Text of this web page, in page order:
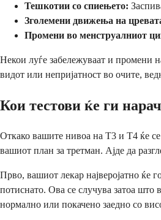
Тешкотии со спиењето:
Зголемени движења на
Промени во менструалниот
Некои луѓе забележуваат и промени
видот или непријатност во очите,
Кои тестови ќе ги
Откако вашите нивоа на Т3 и Т4 ќе
вашиот план за третман. Ајде да
Прво, вашиот лекар најверојатно
потиснато. Ова се случува затоа
нормално или покачено заедно со